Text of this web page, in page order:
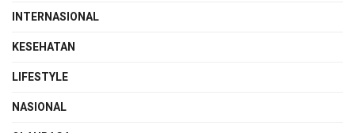
INTERNASIONAL
KESEHATAN
LIFESTYLE
NASIONAL